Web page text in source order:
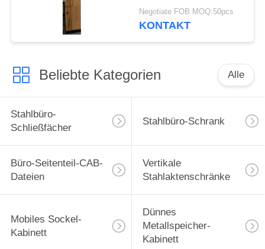
natürliche Eiche
Elegent neue Entwurfs-
Negotiate FOB MOQ:50pcs
KONTAKT
Beliebte Kategorien Alle
Stahlbüro-
Schließfächer
Stahlbüro-Schrank
Büro-Seitenteil-CAB-
Dateien
Vertikale
Stahlaktenschränke
Mobiles Sockel-
Kabinett
Dünnes
Metallspeicher-
Kabinett